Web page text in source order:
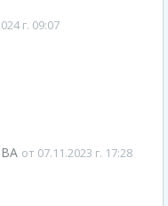
г. 09:07
от 07.11.2023 г. 17:28